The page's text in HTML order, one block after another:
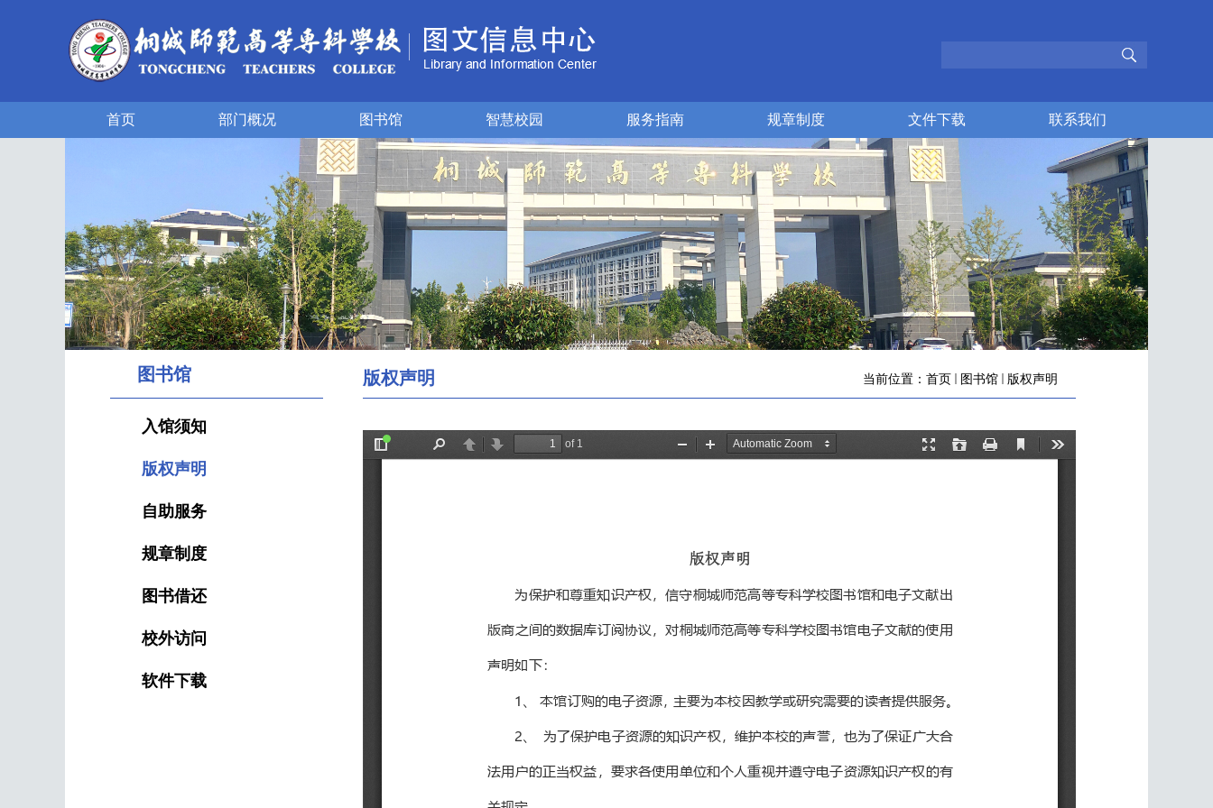
首页 部门概况 图书馆 智慧校园 服务指南 规章制度 文件下载 联系我们
图书馆
入馆须知
版权声明
自助服务
规章制度
图书借还
校外访问
软件下载
版权声明 当前位置： 首页 图书馆 版权声明